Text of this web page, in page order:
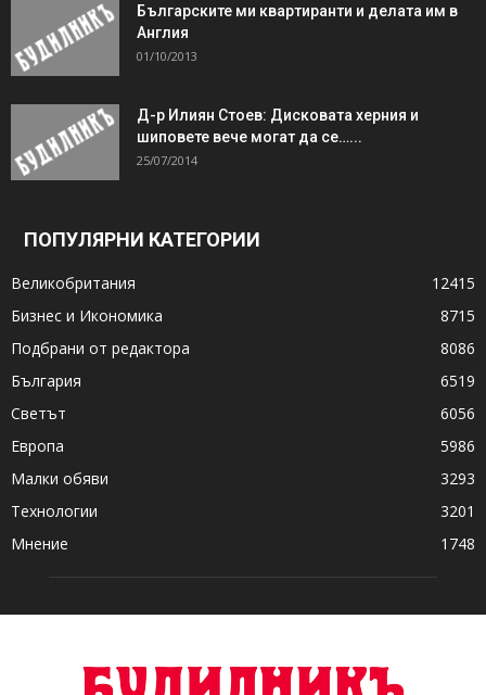
Българските ми квартиранти и делата им в
Англия
01/10/2013
Д-р Илиян Стоев: Дисковата херния и
шиповете вече могат да се…...
25/07/2014
ПОПУЛЯРНИ КАТЕГОРИИ
Великобритания
12415
Бизнес и Икономика
8715
Подбрани от редактора
8086
България
6519
Светът
6056
Европа
5986
Малки обяви
3293
Технологии
3201
Мнение
1748